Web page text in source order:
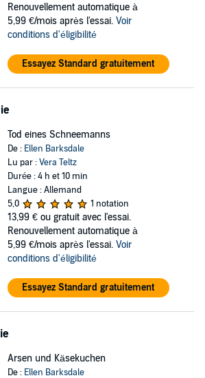
Renouvellement automatique à
5,99 €/mois après l'essai. Voir
conditions d'éligibilité
Essayez Standard gratuitement
Tod eines Schneemanns
De : Ellen Barksdale
Lu par :Vera Teltz
Durée : 4 h et 10 min
Langue : Allemand
5,0
1 notation
13,99 € ou gratuit avec l'essai.
Renouvellement automatique à
5,99 €/mois après l'essai. Voir
conditions d'éligibilité
Essayez Standard gratuitement
Arsen und Käsekuchen
De : Ellen Barksdale